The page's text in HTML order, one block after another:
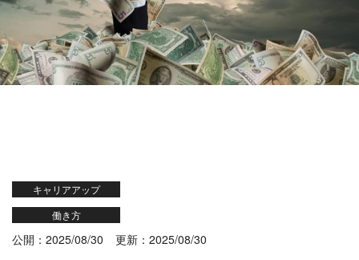
キャリアアップ
働き方
公開：2025/08/30 更新：2025/08/30